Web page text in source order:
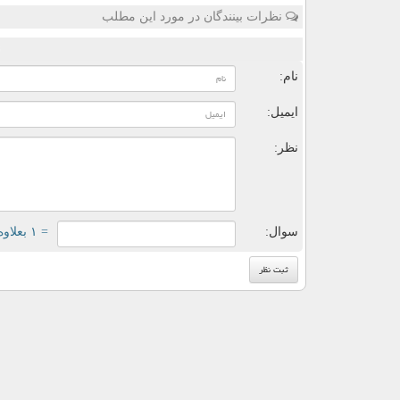
نظرات بینندگان در مورد این مطلب
نام:
ایمیل:
نظر:
سوال: = ۱ بعلاوه ۲